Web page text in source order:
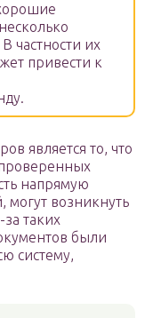
частности их
привести к
является то, что
напрямую
могут возникнуть
таких
были
систему,